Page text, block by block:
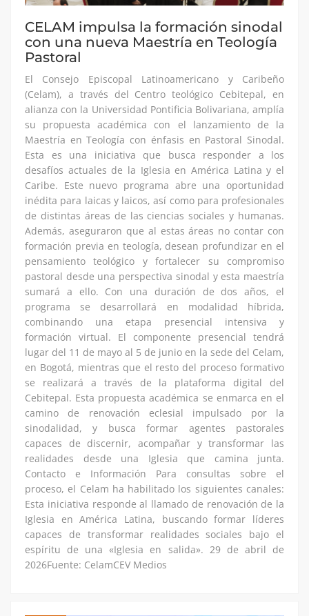
CELAM impulsa la formación sinodal
con una nueva Maestría en Teología
Pastoral
El Consejo Episcopal Latinoamericano y Caribeño
(Celam), a través del Centro teológico Cebitepal, en
alianza con la Universidad Pontificia Bolivariana, amplía
su propuesta académica con el lanzamiento de la
Maestría en Teología con énfasis en Pastoral Sinodal.
Esta es una iniciativa que busca responder a los
desafíos actuales de la Iglesia en América Latina y el
Caribe. Este nuevo programa abre una oportunidad
inédita para laicas y laicos, así como para profesionales
de distintas áreas de las ciencias sociales y humanas.
Además, aseguraron que al estas áreas no contar con
formación previa en teología, desean profundizar en el
pensamiento teológico y fortalecer su compromiso
pastoral desde una perspectiva sinodal y esta maestría
sumará a ello. Con una duración de dos años, el
programa se desarrollará en modalidad híbrida,
combinando una etapa presencial intensiva y
formación virtual. El componente presencial tendrá
lugar del 11 de mayo al 5 de junio en la sede del Celam,
en Bogotá, mientras que el resto del proceso formativo
se realizará a través de la plataforma digital del
Cebitepal. Esta propuesta académica se enmarca en el
camino de renovación eclesial impulsado por la
sinodalidad, y busca formar agentes pastorales
capaces de discernir, acompañar y transformar las
realidades desde una Iglesia que camina junta.
Contacto e Información Para consultas sobre el
proceso, el Celam ha habilitado los siguientes canales:
Esta iniciativa responde al llamado de renovación de la
Iglesia en América Latina, buscando formar líderes
capaces de transformar realidades sociales bajo el
espíritu de una «Iglesia en salida». 29 de abril de
2026Fuente: CelamCEV Medios